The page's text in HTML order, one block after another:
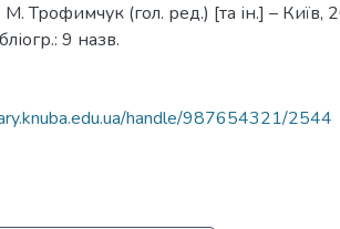
Трофимчук (гол. ред.) [та ін.] – Київ,
9 назв.
handle/987654321/2544